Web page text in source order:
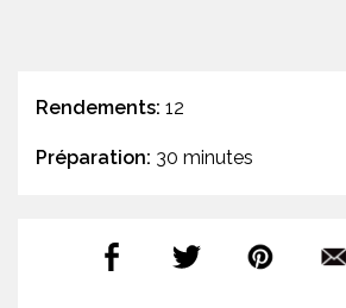
Rendements: 12
Préparation: 30 minutes